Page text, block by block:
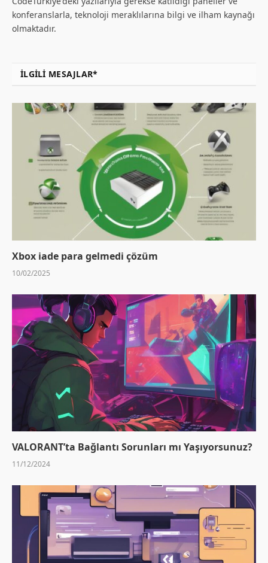
konferanslarla, teknoloji meraklılarına bilgi ve ilham kaynağı
olmaktadır.
İLGILI MESAJLAR*
Xbox iade para gelmedi çözüm
10/02/2025
VALORANT’ta Bağlantı Sorunları mı Yaşıyorsunuz?
11/12/2024